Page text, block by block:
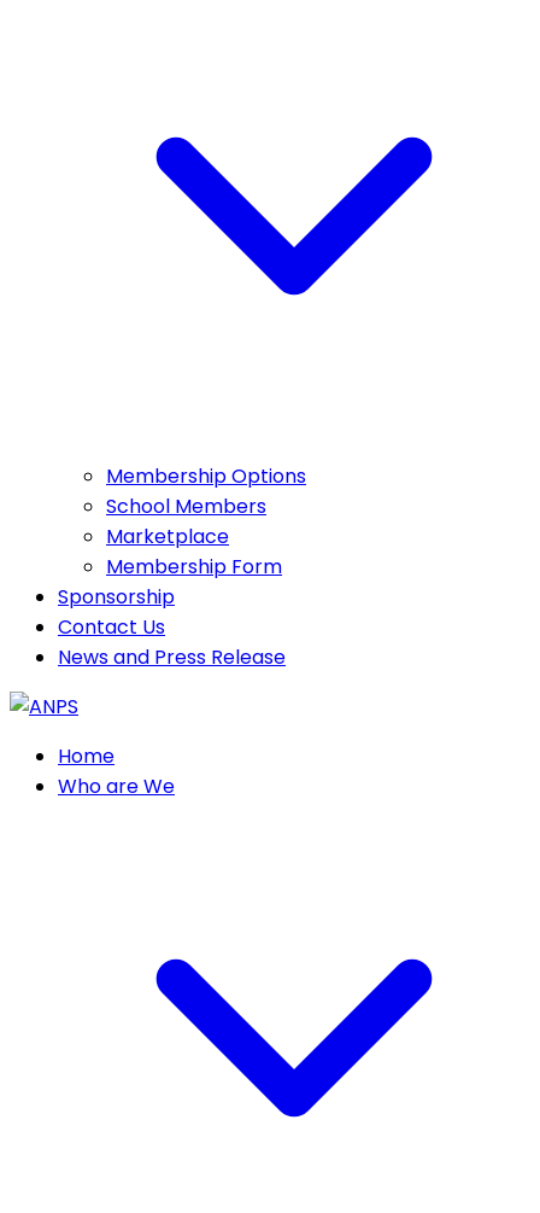
Membership Options
School Members
Marketplace
Membership Form
Sponsorship
Contact Us
News and Press Release
Home
Who are We